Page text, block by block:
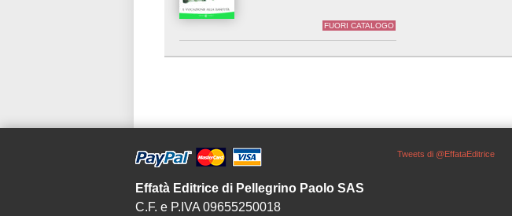
FUORI CATALOGO
Effatà Editrice di Pellegrino Paolo SAS
C.F. e P.IVA 09655250018
Tweets di @EffataEditrice